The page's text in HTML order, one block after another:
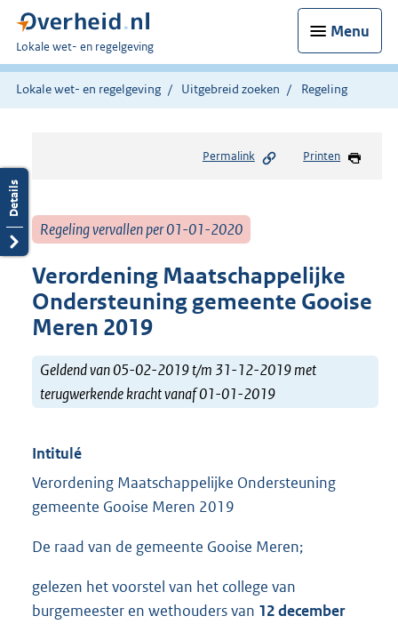
Menu
U
bent
hier:
Lokale wet- en regelgeving
Lokale wet- en regelgeving Uitgebreid zoeken Regeling
Permalink Printen
Regeling vervallen per 01-01-2020
Verordening Maatschappelijke
Ondersteuning gemeente Gooise
Meren 2019
Geldend van 05-02-2019 t/m 31-12-2019 met
terugwerkende kracht vanaf 01-01-2019
Intitulé
Verordening Maatschappelijke Ondersteuning
gemeente Gooise Meren 2019
De raad van de gemeente Gooise Meren;
gelezen het voorstel van het college van
burgemeester en wethouders van 12 december